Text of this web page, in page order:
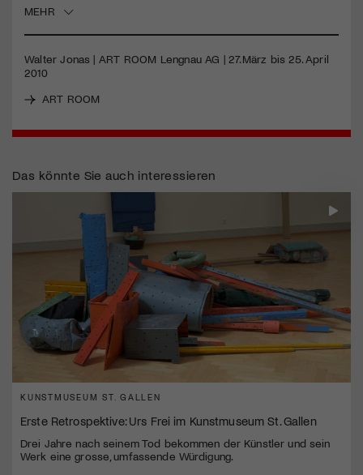
MEHR
Walter Jonas | ART ROOM Lengnau AG | 27.März bis 25. April
2010
ART ROOM
Das könnte Sie auch interessieren
KUNSTMUSEUM ST. GALLEN
Erste Retrospektive: Urs Frei im Kunstmuseum St. Gallen
Drei Jahre nach seinem Tod bekommen der Künstler und sein
Werk eine grosse, umfassende Würdigung.